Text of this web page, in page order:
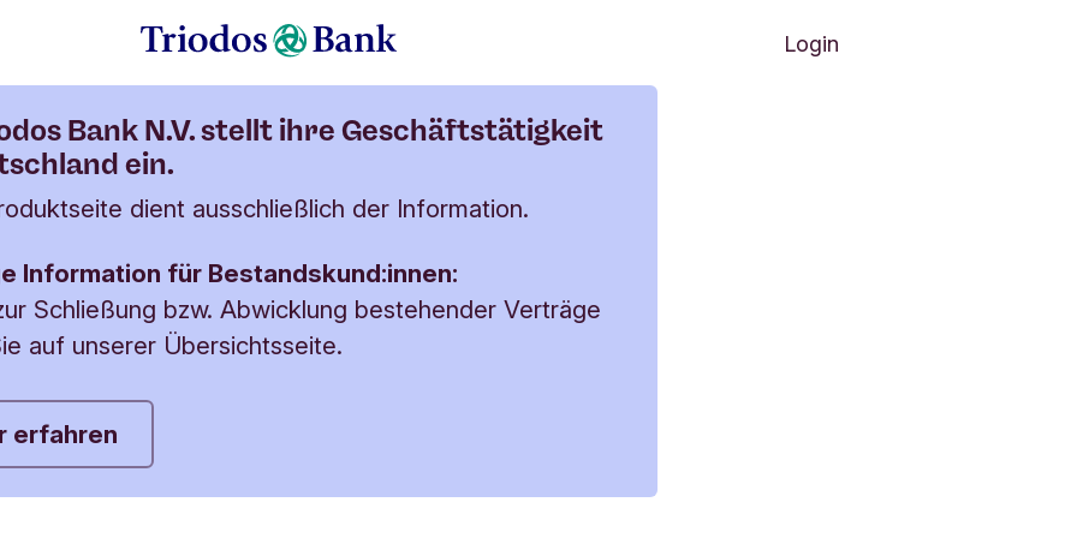
Login
Wir nehmen keine neuen Anträge entgegen.
Nächste Menüpunkte
Bank N.V. stellt ihre Geschäftstätigkeit
ein.
dient ausschließlich der Information.
Information für Bestandskund:innen:
Schließung bzw. Abwicklung bestehender Verträge
auf unserer Übersichtsseite.
erfahren